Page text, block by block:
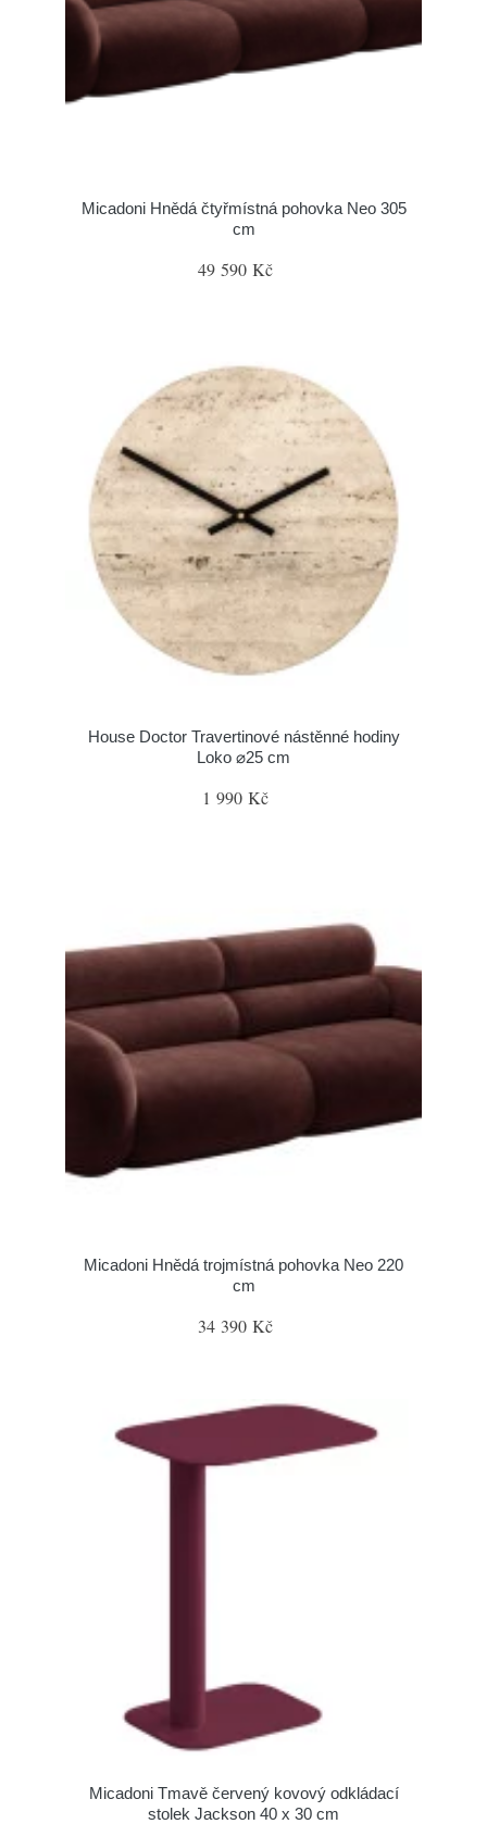
Micadoni Hnědá čtyřmístná pohovka Neo 305
cm
49 590 Kč
House Doctor Travertinové nástěnné hodiny
Loko ⌀25 cm
1 990 Kč
Micadoni Hnědá trojmístná pohovka Neo 220
cm
34 390 Kč
Micadoni Tmavě červený kovový odkládací
stolek Jackson 40 x 30 cm